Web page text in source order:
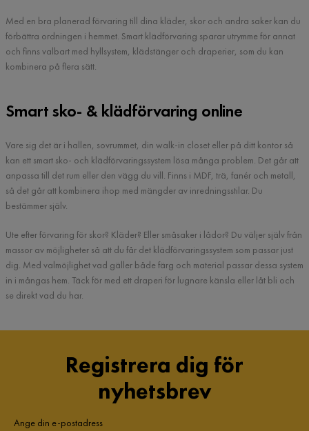
Med en bra planerad förvaring till dina kläder, skor och andra saker kan du
förbättra ordningen i hemmet. Smart klädförvaring sparar utrymme för annat
och finns valbart med hyllsystem, klädstänger och draperier, som du kan
kombinera på flera sätt.
Smart sko- & klädförvaring online
Vare sig det är i hallen, sovrummet, din walk-in closet eller på ditt kontor så
kan ett smart sko- och klädförvaringssystem lösa många problem. Det går att
anpassa till det rum eller den vägg du vill. Finns i MDF, trä, fanér och metall,
så det går att kombinera ihop med mängder av inredningsstilar. Du
bestämmer själv.
Ute efter förvaring för skor? Kläder? Eller småsaker i lådor? Du väljer själv från
massor av möjligheter så att du får det klädförvaringssystem som passar just
dig. Med valmöjlighet vad gäller både färg och material passar dessa system
in i mångas hem. Täck för med ett draperi för lugnare känsla eller låt bli och
se direkt vad du har.
Registrera dig för
nyhetsbrev
Ange din e-postadress